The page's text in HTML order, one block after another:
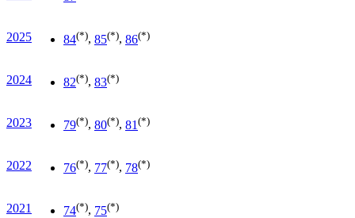
2025 84(*), 85(*), 86(*)
2024 82(*), 83(*)
2023 79(*), 80(*), 81 (*)
2022 76(*), 77(*), 78(*)
2021 74(*), 75(*)